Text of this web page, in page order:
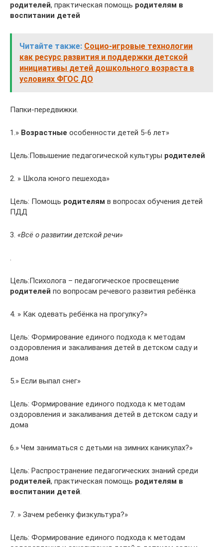
родителей, практическая помощь родителям в
воспитании детей
Читайте также: Социо-игровые технологии
как ресурс развития и поддержки детской
инициативы детей дошкольного возраста в
условиях ФГОС ДО
Папки-передвижки.
1.» Возрастные особенности детей 5-6 лет»
Цель:Повышение педагогической культуры родителей
2. » Школа юного пешехода»
Цель: Помощь родителям в вопросах обучения детей
ПДД
3. «Всё о развитии детской речи»
.
Цель:Психолога – педагогическое просвещение
родителей по вопросам речевого развития ребёнка
4. » Как одевать ребёнка на прогулку?»
Цель: Формирование единого подхода к методам
оздоровления и закаливания детей в детском саду и
дома
5.» Если выпал снег»
Цель: Формирование единого подхода к методам
оздоровления и закаливания детей в детском саду и
дома
6.» Чем заниматься с детьми на зимних каникулах?»
Цель: Распространение педагогических знаний среди
родителей, практическая помощь родителям в
воспитании детей.
7. » Зачем ребенку физкультура?»
Цель: Формирование единого подхода к методам